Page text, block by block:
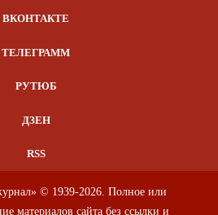
ВКОНТАКТЕ
ТЕЛЕГРАММ
РУТЮБ
ДЗЕН
RSS
© 1939-2026. Полное или
материалов сайта без ссылки и